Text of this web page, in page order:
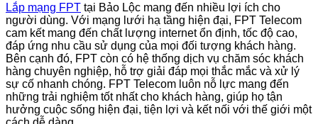
Lắp mạng FPT tại Bảo Lộc mang đến nhiều lợi ích cho
người dùng. Với mạng lưới hạ tầng hiện đại, FPT Telecom
cam kết mang đến chất lượng internet ổn định, tốc độ cao,
đáp ứng nhu cầu sử dụng của mọi đối tượng khách hàng.
Bên cạnh đó, FPT còn có hệ thống dịch vụ chăm sóc khách
hàng chuyên nghiệp, hỗ trợ giải đáp mọi thắc mắc và xử lý
sự cố nhanh chóng. FPT Telecom luôn nỗ lực mang đến
những trải nghiệm tốt nhất cho khách hàng, giúp họ tận
hưởng cuộc sống hiện đại, tiện lợi và kết nối với thế giới một